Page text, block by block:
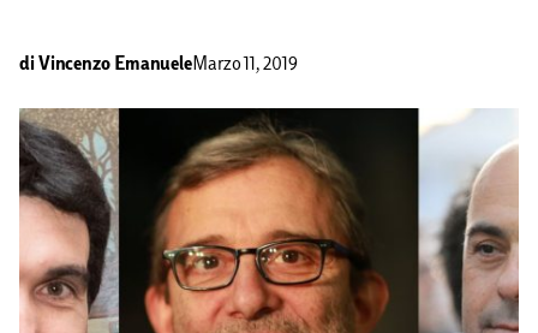
di Vincenzo EmanueleMarzo 11, 2019